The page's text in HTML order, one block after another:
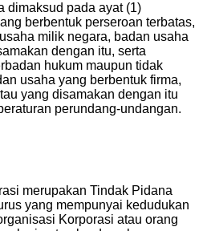
dimaksud pada ayat (1)
berbentuk perseroan terbatas,
milik negara, badan usaha
dengan itu, serta
hukum maupun tidak
usaha yang berbentuk firma,
yang disamakan dengan itu
perundang-undangan.
merupakan Tindak Pidana
yang mempunyai kedudukan
Korporasi atau orang